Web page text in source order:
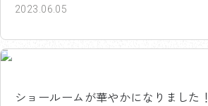
2023.06.05
海老名西店中古車センター
ショールームが華やかになりました！